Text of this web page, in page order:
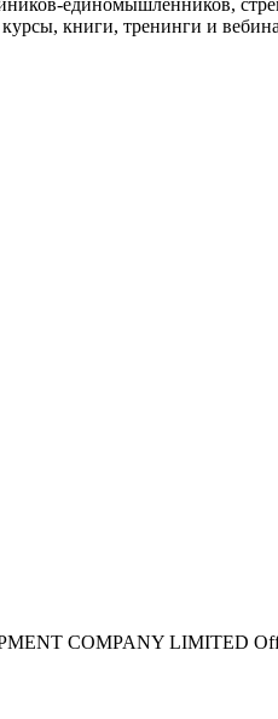
единомышленников,
книги, тренинги и
COMPANY LIMITED